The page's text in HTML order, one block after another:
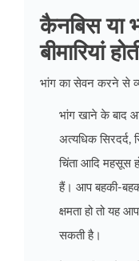
कैनबिस या
बीमारियां
भांग का सेवन करने से
भांग खाने के बाद
अत्यधि‍क सिरदर्द,
चिंता आदि महसूस
हैं। आप बहकी-
क्षमता हो तो यह
सकती है।